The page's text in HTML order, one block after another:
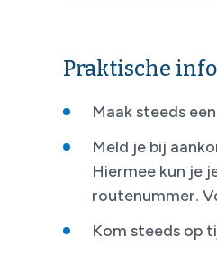
Praktische info
Maak steeds
Meld je bij
Hiermee kun je
routenummer.
Kom steeds op